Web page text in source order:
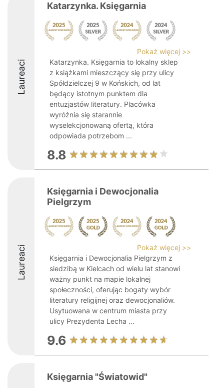
Laureaci
Katarzynka. Księgarnia
Pokaż więcej >>
Katarzynka. Księgarnia to lokalny sklep
z książkami mieszczący się przy ulicy
Spółdzielczej 9 w Końskich, od lat
będący istotnym punktem dla
entuzjastów literatury. Placówka
wyróżnia się starannie
wyselekcjonowaną ofertą, która
odpowiada potrzebom ...
8.8
Laureaci
Księgarnia i Dewocjonalia
Pielgrzym
Pokaż więcej >>
Księgarnia i Dewocjonalia Pielgrzym z
siedzibą w Kielcach od wielu lat stanowi
ważny punkt na mapie lokalnej
społeczności, oferując bogaty wybór
literatury religijnej oraz dewocjonaliów.
Usytuowana w centrum miasta przy
ulicy Prezydenta Lecha ...
9.6
Księgarnia "Światowid"